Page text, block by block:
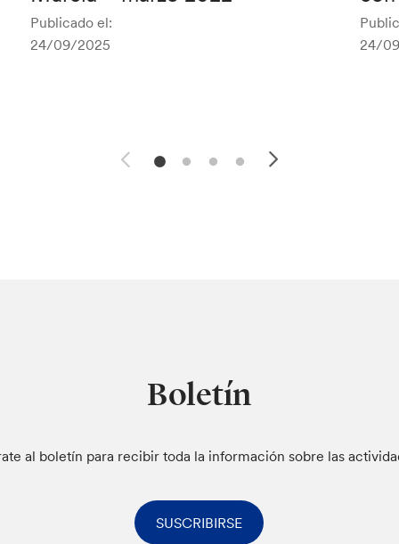
Publicado el:
24/09/2025
24/
Boletín
al boletín para recibir toda la información sobre las
SUSCRIBIRSE